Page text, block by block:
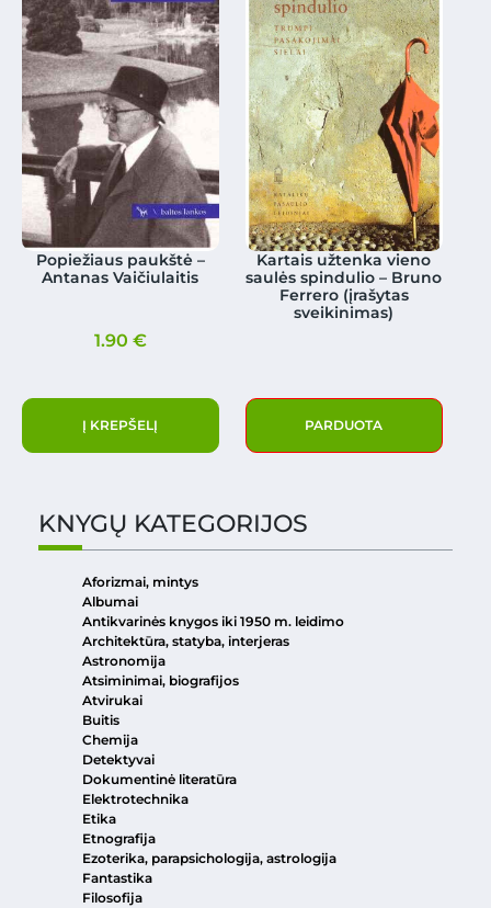
Popiežiaus paukštė –
Antanas Vaičiulaitis
1.90 €
Į KREPŠELĮ
Kartais užtenka vieno
saulės spindulio – Bruno
Ferrero (įrašytas
sveikinimas)
PARDUOTA
KNYGŲ KATEGORIJOS
Aforizmai, mintys
Albumai
Antikvarinės knygos iki 1950 m. leidimo
Architektūra, statyba, interjeras
Astronomija
Atsiminimai, biografijos
Atvirukai
Buitis
Chemija
Detektyvai
Dokumentinė literatūra
Elektrotechnika
Etika
Etnografija
Ezoterika, parapsichologija, astrologija
Fantastika
Filosofija